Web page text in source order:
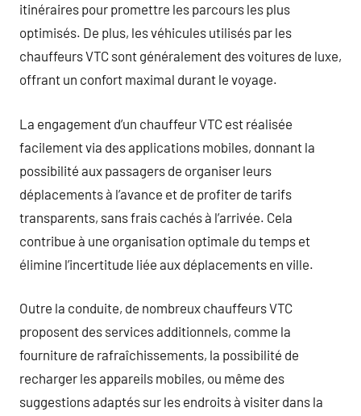
itinéraires pour promettre les parcours les plus
optimisés. De plus, les véhicules utilisés par les
chauffeurs VTC sont généralement des voitures de luxe,
offrant un confort maximal durant le voyage.
La engagement d’un chauffeur VTC est réalisée
facilement via des applications mobiles, donnant la
possibilité aux passagers de organiser leurs
déplacements à l’avance et de profiter de tarifs
transparents, sans frais cachés à l’arrivée. Cela
contribue à une organisation optimale du temps et
élimine l’incertitude liée aux déplacements en ville.
Outre la conduite, de nombreux chauffeurs VTC
proposent des services additionnels, comme la
fourniture de rafraîchissements, la possibilité de
recharger les appareils mobiles, ou même des
suggestions adaptés sur les endroits à visiter dans la